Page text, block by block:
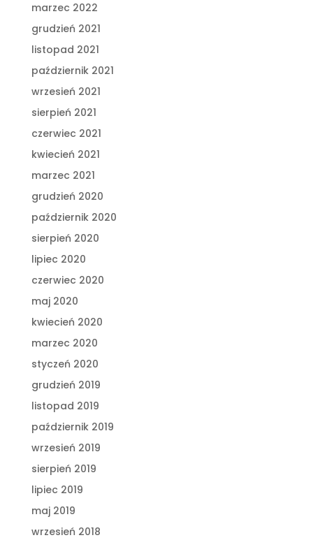
marzec 2022
grudzień 2021
listopad 2021
październik 2021
wrzesień 2021
sierpień 2021
czerwiec 2021
kwiecień 2021
marzec 2021
grudzień 2020
październik 2020
sierpień 2020
lipiec 2020
czerwiec 2020
maj 2020
kwiecień 2020
marzec 2020
styczeń 2020
grudzień 2019
listopad 2019
październik 2019
wrzesień 2019
sierpień 2019
lipiec 2019
maj 2019
wrzesień 2018